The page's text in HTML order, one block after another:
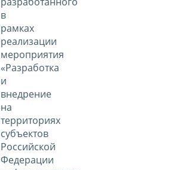
в
рамках
реализации
мероприятия
«Разработка
и
внедрение
на
территориях
субъектов
Российской
Федерации